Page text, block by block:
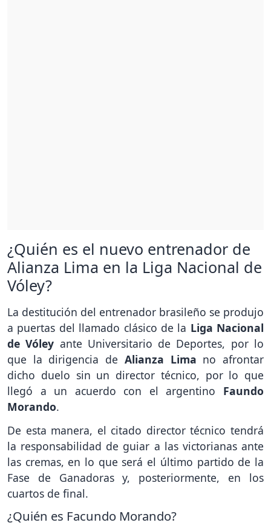
¿Quién es el nuevo entrenador de
Alianza Lima en la Liga Nacional de
Vóley?
La destitución del entrenador brasileño se produjo
a puertas del llamado clásico de la Liga Nacional
de Vóley ante Universitario de Deportes, por lo
que la dirigencia de Alianza Lima no afrontar
dicho duelo sin un director técnico, por lo que
llegó a un acuerdo con el argentino Faundo
Morando.
De esta manera, el citado director técnico tendrá
la responsabilidad de guiar a las victorianas ante
las cremas, en lo que será el último partido de la
Fase de Ganadoras y, posteriormente, en los
cuartos de final.
¿Quién es Facundo Morando?